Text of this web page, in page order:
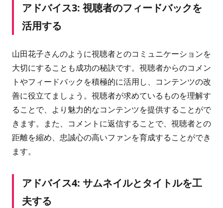
アドバイス3: 視聴者のフィードバックを
活用する
山田花子さんのように視聴者とのコミュニケーションを
大切にすることも成功の秘訣です。視聴者からのコメン
トやフィードバックを積極的に活用し、コンテンツの改
善に役立てましょう。視聴者が求めているものを理解す
ることで、より魅力的なコンテンツを提供することがで
きます。また、コメントに返信することで、視聴者との
距離を縮め、忠誠心の高いファンを育成することができ
ます。
アドバイス4: サムネイルとタイトルを工
夫する